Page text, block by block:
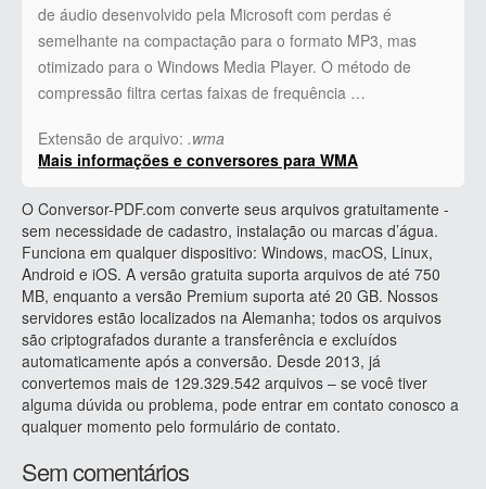
de áudio desenvolvido pela Microsoft com perdas é
semelhante na compactação para o formato MP3, mas
otimizado para o Windows Media Player. O método de
compressão filtra certas faixas de frequência …
Extensão de arquivo: .wma
Mais informações e conversores para WMA
O Conversor-PDF.com converte seus arquivos gratuitamente -
sem necessidade de cadastro, instalação ou marcas d’água.
Funciona em qualquer dispositivo: Windows, macOS, Linux,
Android e iOS. A versão gratuita suporta arquivos de até 750
MB, enquanto a versão Premium suporta até 20 GB. Nossos
servidores estão localizados na Alemanha; todos os arquivos
são criptografados durante a transferência e excluídos
automaticamente após a conversão. Desde 2013, já
convertemos mais de 129.329.542 arquivos – se você tiver
alguma dúvida ou problema, pode entrar em contato conosco a
qualquer momento pelo formulário de contato.
Sem comentários